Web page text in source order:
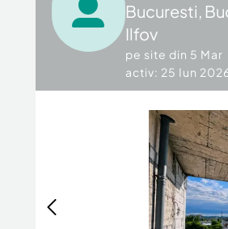
Bucuresti,
Ilfov
pe site din 5 Mar
activ: 25 Iun